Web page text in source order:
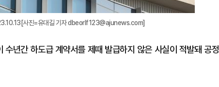
사진=유대길 기자 dbeorlf123@ajunews.com]
년간 하도급 계약서를 제때 발급하지 않은 사실이 적발돼 공정